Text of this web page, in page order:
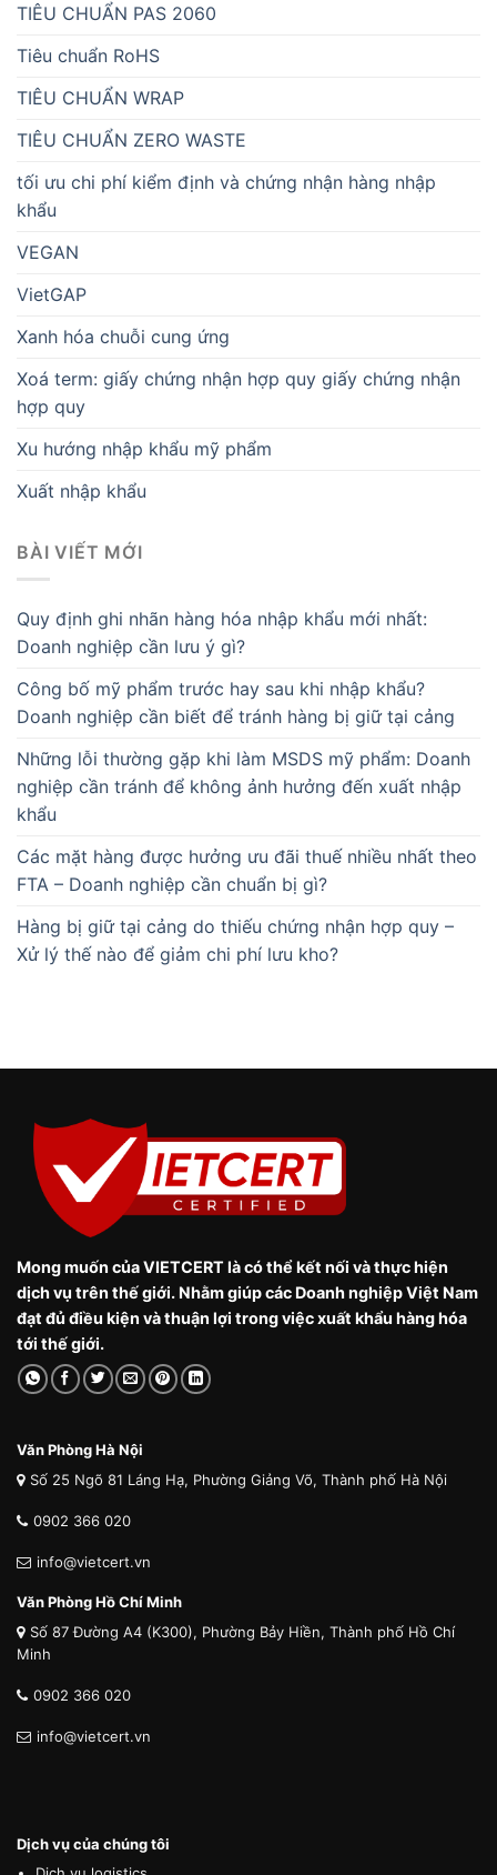
TIÊU CHUẨN PAS 2060
Tiêu chuẩn RoHS
TIÊU CHUẨN WRAP
TIÊU CHUẨN ZERO WASTE
tối ưu chi phí kiểm định và chứng nhận hàng nhập
khẩu
VEGAN
VietGAP
Xanh hóa chuỗi cung ứng
Xoá term: giấy chứng nhận hợp quy giấy chứng nhận
hợp quy
Xu hướng nhập khẩu mỹ phẩm
Xuất nhập khẩu
BÀI VIẾT MỚI
Quy định ghi nhãn hàng hóa nhập khẩu mới nhất:
Doanh nghiệp cần lưu ý gì?
Công bố mỹ phẩm trước hay sau khi nhập khẩu?
Doanh nghiệp cần biết để tránh hàng bị giữ tại cảng
Những lỗi thường gặp khi làm MSDS mỹ phẩm: Doanh
nghiệp cần tránh để không ảnh hưởng đến xuất nhập
khẩu
Các mặt hàng được hưởng ưu đãi thuế nhiều nhất theo
FTA – Doanh nghiệp cần chuẩn bị gì?
Hàng bị giữ tại cảng do thiếu chứng nhận hợp quy –
Xử lý thế nào để giảm chi phí lưu kho?
Mong muốn của VIETCERT là có thể kết nối và thực hiện
dịch vụ trên thế giới. Nhằm giúp các Doanh nghiệp Việt Nam
đạt đủ điều kiện và thuận lợi trong việc xuất khẩu hàng hóa
tới thế giới.
Văn Phòng Hà Nội
Số 25 Ngõ 81 Láng Hạ, Phường Giảng Võ, Thành phố Hà Nội
0902 366 020
info@vietcert.vn
Văn Phòng Hồ Chí Minh
Số 87 Đường A4 (K300), Phường Bảy Hiền, Thành phố Hồ Chí
Minh
0902 366 020
info@vietcert.vn
Dịch vụ của chúng tôi